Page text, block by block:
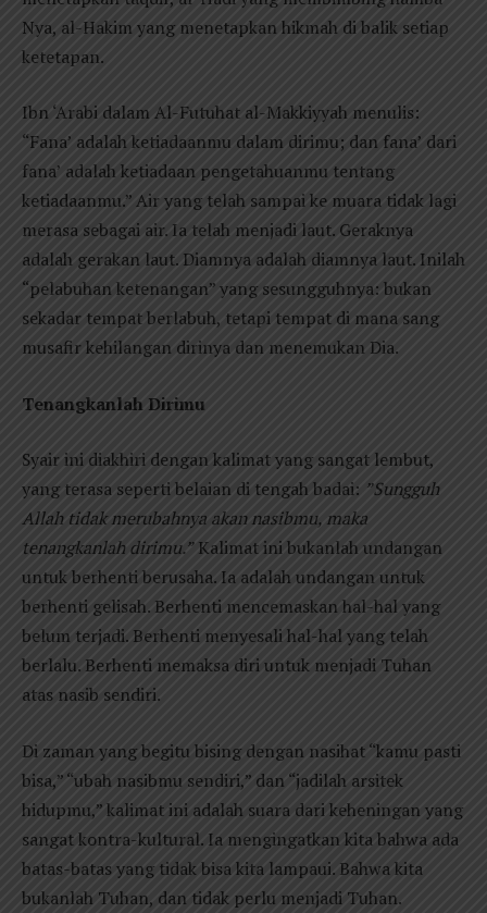
Nya, al-Hakim yang menetapkan hikmah di balik setiap
ketetapan.
Ibn ‘Arabi dalam Al-Futuhat al-Makkiyyah menulis:
“Fana’ adalah ketiadaanmu dalam dirimu; dan fana’ dari
fana’ adalah ketiadaan pengetahuanmu tentang
ketiadaanmu.” Air yang telah sampai ke muara tidak lagi
merasa sebagai air. Ia telah menjadi laut. Geraknya
adalah gerakan laut. Diamnya adalah diamnya laut. Inilah
“pelabuhan ketenangan” yang sesungguhnya: bukan
sekadar tempat berlabuh, tetapi tempat di mana sang
musafir kehilangan dirinya dan menemukan Dia.
Tenangkanlah Dirimu
Syair ini diakhiri dengan kalimat yang sangat lembut,
yang terasa seperti belaian di tengah badai: ”Sungguh
Allah tidak merubahnya akan nasibmu, maka
tenangkanlah dirimu.”Kalimat ini bukanlah undangan
untuk berhenti berusaha. Ia adalah undangan untuk
berhenti gelisah. Berhenti mencemaskan hal-hal yang
belum terjadi. Berhenti menyesali hal-hal yang telah
berlalu. Berhenti memaksa diri untuk menjadi Tuhan
atas nasib sendiri.
Di zaman yang begitu bising dengan nasihat “kamu pasti
bisa,” “ubah nasibmu sendiri,” dan “jadilah arsitek
hidupmu,” kalimat ini adalah suara dari keheningan yang
sangat kontra-kultural. Ia mengingatkan kita bahwa ada
batas-batas yang tidak bisa kita lampaui. Bahwa kita
bukanlah Tuhan, dan tidak perlu menjadi Tuhan.